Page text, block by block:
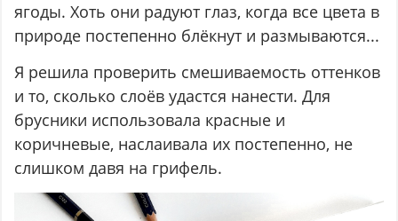
ягоды. Хоть они радуют глаз, когда все цвета в
природе постепенно блёкнут и размываются...
Я решила проверить смешиваемость оттенков
и то, сколько слоёв удастся нанести. Для
брусники использовала красные и
коричневые, наслаивала их постепенно, не
слишком давя на грифель.